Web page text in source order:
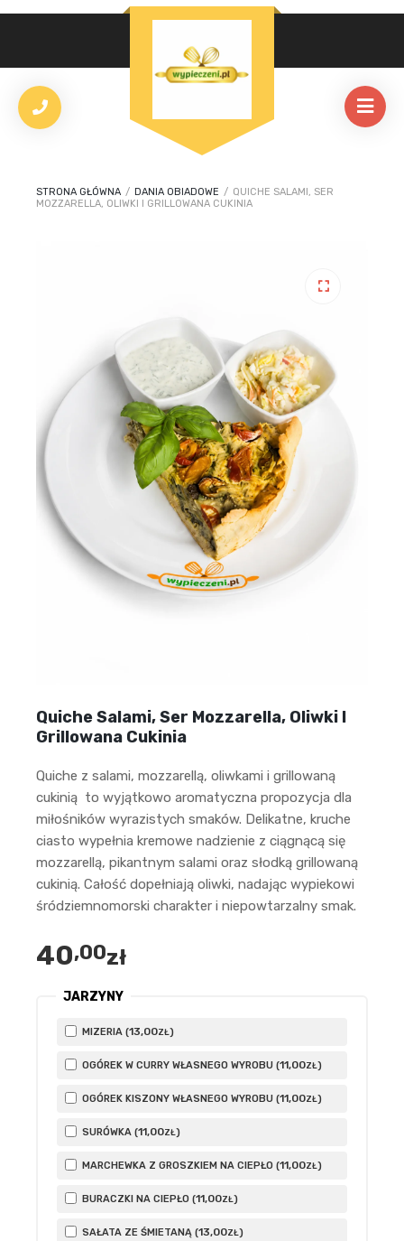
STRONA GŁÓWNA / DANIA OBIADOWE / QUICHE SALAMI, SER
MOZZARELLA, OLIWKI I GRILLOWANA CUKINIA
Quiche Salami, Ser Mozzarella, Oliwki I
Grillowana Cukinia
Quiche z salami, mozzarellą, oliwkami i grillowaną
cukinią to wyjątkowo aromatyczna propozycja dla
miłośników wyrazistych smaków. Delikatne, kruche
ciasto wypełnia kremowe nadzienie z ciągnącą się
mozzarellą, pikantnym salami oraz słodką grillowaną
cukinią. Całość dopełniają oliwki, nadając wypiekowi
śródziemnomorski charakter i niepowtarzalny smak.
40,00zł
JARZYNY
MIZERIA (13,00ZŁ)
OGÓREK W CURRY WŁASNEGO WYROBU (11,00ZŁ)
OGÓREK KISZONY WŁASNEGO WYROBU (11,00ZŁ)
SURÓWKA (11,00ZŁ)
MARCHEWKA Z GROSZKIEM NA CIEPŁO (11,00ZŁ)
BURACZKI NA CIEPŁO (11,00ZŁ)
SAŁATA ZE ŚMIETANĄ (13,00ZŁ)